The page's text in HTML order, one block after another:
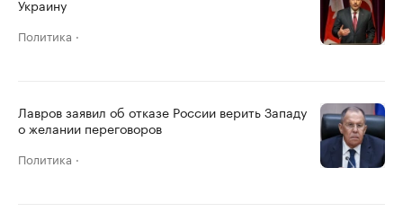
Украину
Политика
Лавров заявил об отказе России верить Западу
о желании переговоров
Политика